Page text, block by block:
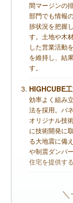
デメリッ
保証、ア
ビスに差
設立が浅
カタ
家
間マージンの
部門でも情報
捗状況を把握
す。土地や木
した営業活動
を維持し、結
す。
HIGHCUBE
効率よく組み
法を採用。パ
オリジナル技
に技術開発に
る大地震に備
や制震ダンパ
住宅を提供す